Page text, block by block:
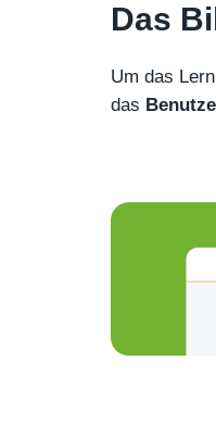
Das
Um das
das